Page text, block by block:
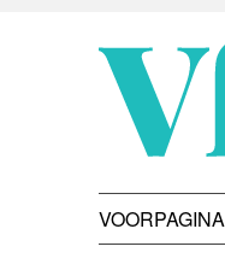
VOORPAGINA